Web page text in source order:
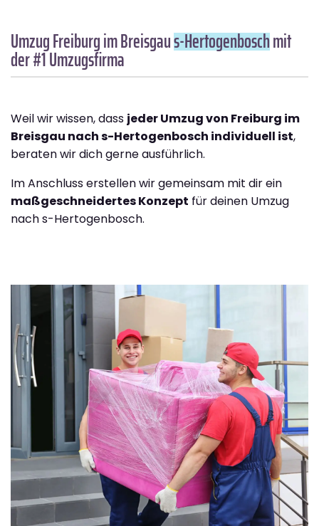
Umzug Freiburg im Breisgaus-Hertogenboschmit
der #1 Umzugsfirma
Weil wir wissen, dass jeder Umzug von Freiburg im
Breisgau nach s-Hertogenbosch individuell ist,
beraten wir dich gerne ausführlich.
Im Anschluss erstellen wir gemeinsam mit dir ein
maßgeschneidertes Konzept für deinen Umzug
nach s-Hertogenbosch.